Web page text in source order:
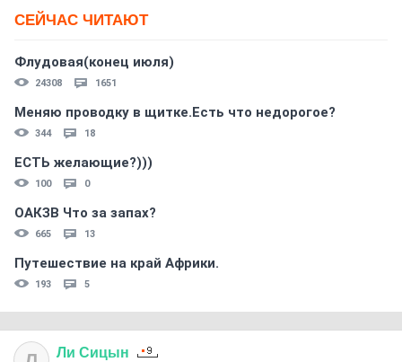
СЕЙЧАС ЧИТАЮТ
Флудовая(конец июля)
24308 1651
Меняю проводку в щитке.Есть что недорогое?
344 18
ЕСТЬ желающие?)))
100 0
ОАКЗВ Что за запах?
665 13
Путешествие на край Африки.
193 5
Ли Сицын